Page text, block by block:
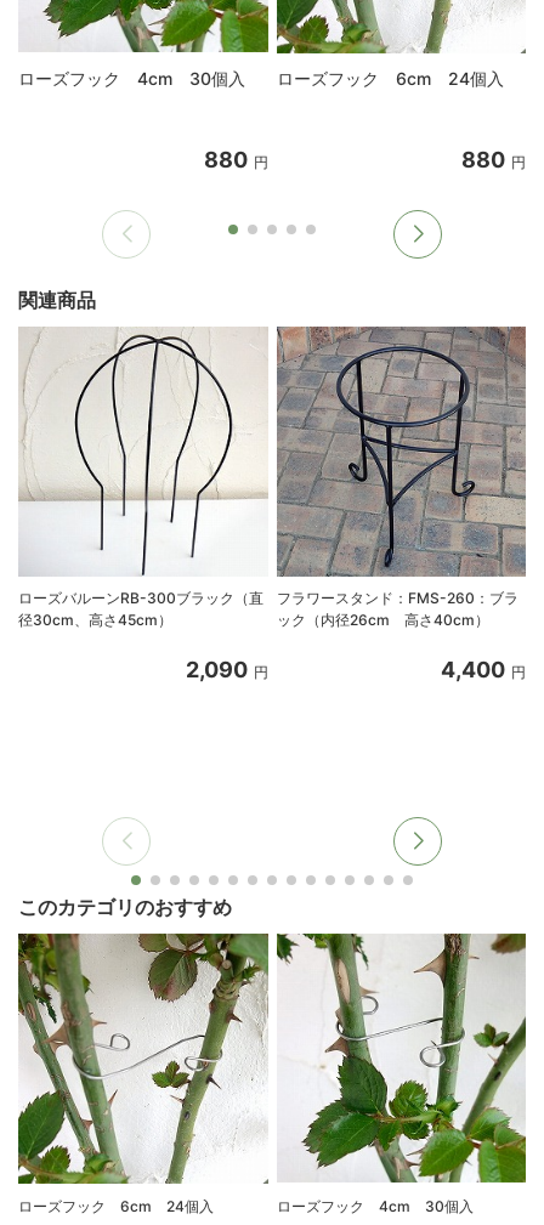
ローズフック 4cm 30個入
880 円
ローズフック 6cm 24個入
880 円
関連商品
ローズバルーンRB-300ブラック（直
径30cm、高さ45cm）
2,090 円
フラワースタンド：FMS-260：ブラ
ック（内径26cm 高さ40cm）
4,400 円
このカテゴリのおすすめ
ローズフック 6cm 24個入 ローズフック 4cm 30個入